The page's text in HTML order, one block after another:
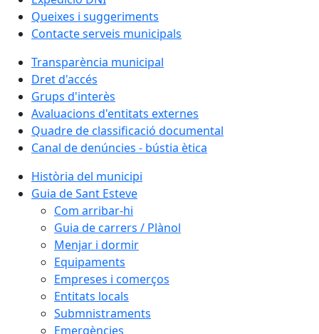
Queixes i suggeriments
Contacte serveis municipals
Transparència municipal
Dret d'accés
Grups d'interès
Avaluacions d'entitats externes
Quadre de classificació documental
Canal de denúncies - bústia ètica
Història del municipi
Guia de Sant Esteve
Com arribar-hi
Guia de carrers / Plànol
Menjar i dormir
Equipaments
Empreses i comerços
Entitats locals
Submnistraments
Emergències